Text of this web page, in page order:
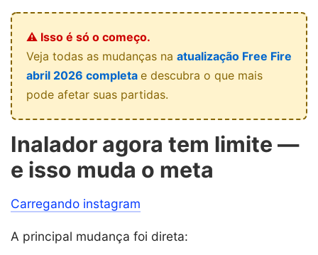
⚠️ Isso é só o começo.
Veja todas as mudanças na atualização Free Fire
abril 2026 completa e descubra o que mais
pode afetar suas partidas.
Inalador agora tem limite —
e isso muda o meta
Carregando instagram
A principal mudança foi direta: